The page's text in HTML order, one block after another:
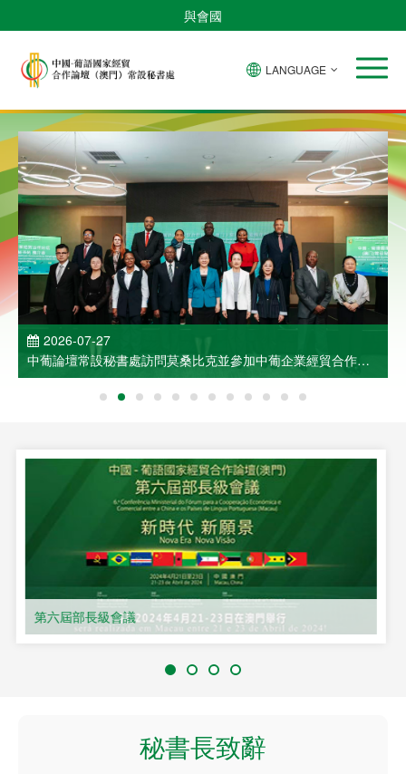
與會國
LANGUAGE
2026-07-27
中葡論壇常設秘書處訪問莫桑比克並參加中葡企業經貿合作洽
談會
第六屆部長級會議
秘書長致辭